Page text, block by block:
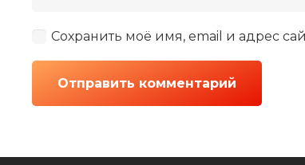
Сохранить моё имя, email и адрес
Отправить комментарий